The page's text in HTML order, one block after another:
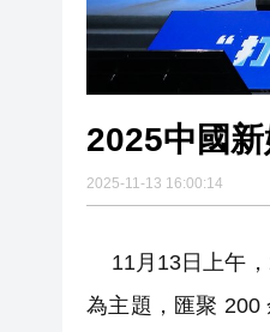
閩
有
2025中國
2025-11-13 16:00:14
11月13日上午，
為主題，匯聚 200